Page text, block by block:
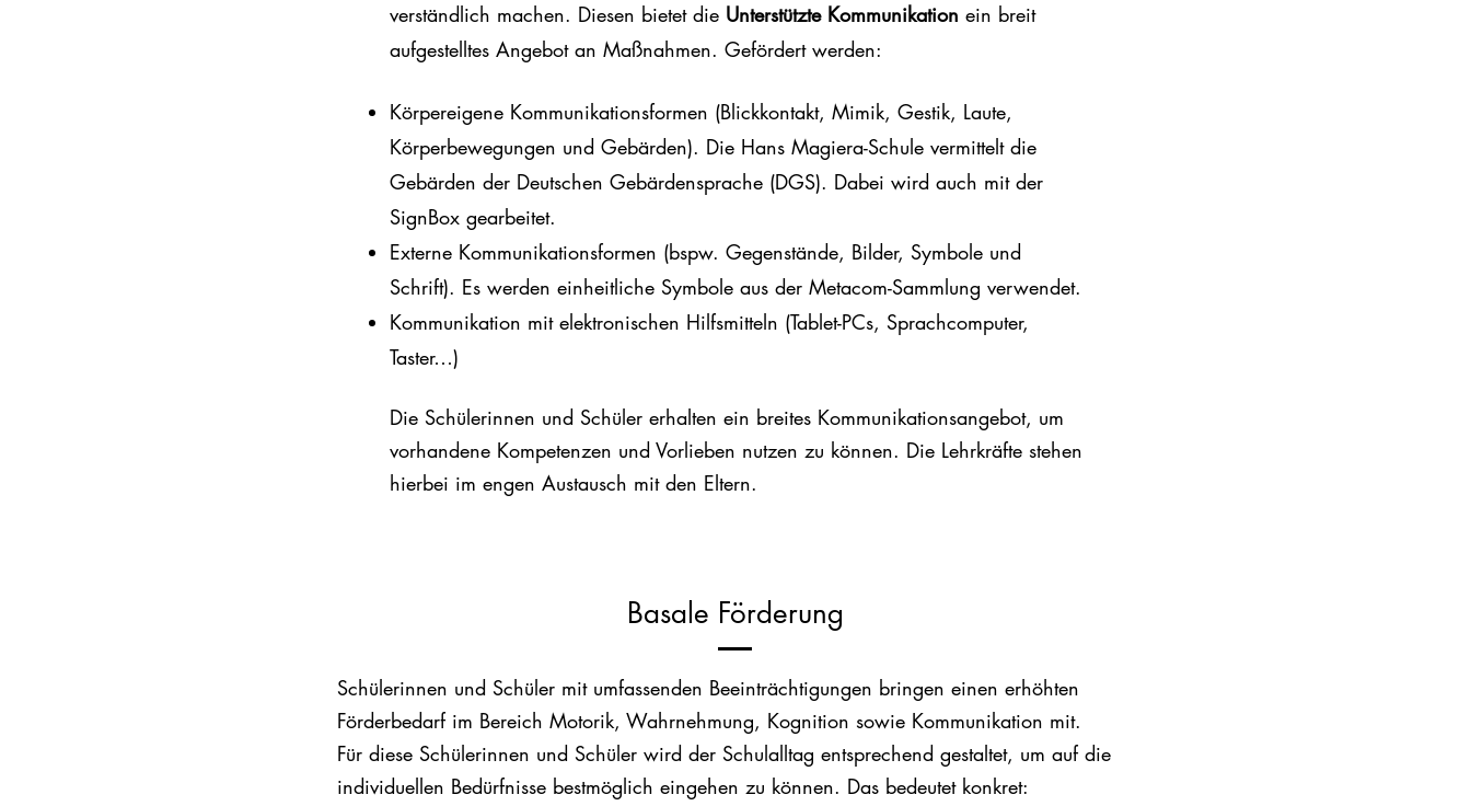
verständlich machen. Diesen bietet die Unterstützte Kommunikation ein breit
aufgestelltes Angebot an Maßnahmen. Gefördert werden:
Körpereigene Kommunikationsformen (Blickkontakt, Mimik, Gestik, Laute,
Körperbewegungen und Gebärden). Die Hans Magiera-Schule vermittelt die
Gebärden der Deutschen Gebärdensprache (DGS). Dabei wird auch mit der
SignBox gearbeitet.
Externe Kommunikationsformen (bspw. Gegenstände, Bilder, Symbole und
Schrift). Es werden einheitliche Symbole aus der Metacom-Sammlung verwendet.
Kommunikation mit elektronischen Hilfsmitteln (Tablet-PCs, Sprachcomputer,
Taster…)
Die Schülerinnen und Schüler erhalten ein breites Kommunikationsangebot, um
vorhandene Kompetenzen und Vorlieben nutzen zu können. Die Lehrkräfte stehen
hierbei im engen Austausch mit den Eltern.
Basale Förderung
Schülerinnen und Schüler mit umfassenden Beeinträchtigungen bringen einen erhöhten
Förderbedarf im Bereich Motorik, Wahrnehmung, Kognition sowie Kommunikation mit.
Für diese Schülerinnen und Schüler wird der Schulalltag entsprechend gestaltet, um auf die
individuellen Bedürfnisse bestmöglich eingehen zu können. Das bedeutet konkret: